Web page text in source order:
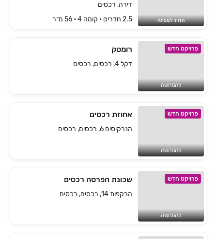
הדרך למפתח
דירה, רכסים
2.5 חדרים • קומה ‎4‏ • 56 מ״ר
פרויקט חדש
להמחשה
רומטק
דקל 4, רכסים, רכסים
פרויקט חדש
להמחשה
אחוזת רכסים
הנרקיסים 6, רכסים, רכסים
פרויקט חדש
להמחשה
שכונת הפרסה רכסים
הרקפות 14, רכסים, רכסים